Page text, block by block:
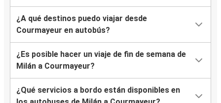
¿A qué destinos puedo viajar desde
Courmayeur en autobús?
¿Es posible hacer un viaje de fin de semana de
Milán a Courmayeur?
¿Qué servicios a bordo están disponibles en